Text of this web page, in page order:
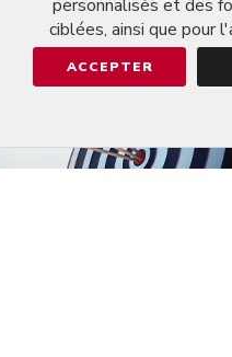
personnalisés et des
ciblées, ainsi que pour
ACCEPTER